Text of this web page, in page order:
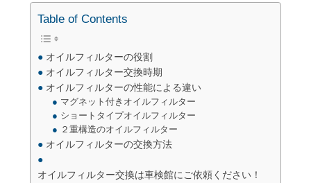
Table of Contents
オイルフィルターの役割
オイルフィルター交換時期
オイルフィルターの性能による違い
マグネット付きオイルフィルター
ショートタイプオイルフィルター
２重構造のオイルフィルター
オイルフィルターの交換方法
オイルフィルター交換は車検館にご依頼ください！